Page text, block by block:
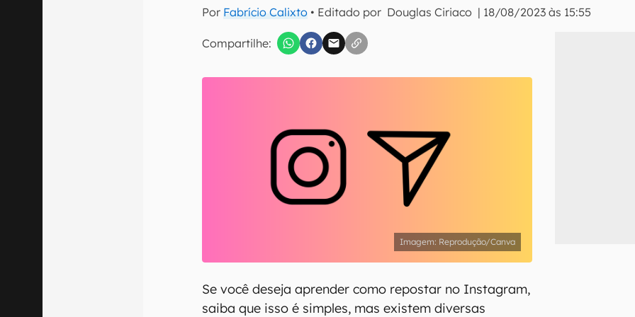
Por Fabrício Calixto • Editado por Douglas Ciriaco | 18/08/2023 às 15:55
Compartilhe:
Reprodução/Canva
Se você deseja aprender como repostar no Instagram,
saiba que isso é simples, mas existem diversas